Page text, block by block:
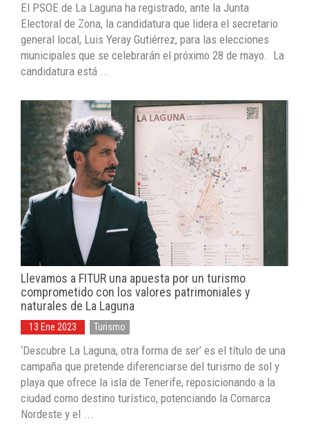
El PSOE de La Laguna ha registrado, ante la Junta
Electoral de Zona, la candidatura que lidera el secretario
general local, Luis Yeray Gutiérrez, para las elecciones
municipales que se celebrarán el próximo 28 de mayo. La
candidatura está ...
Llevamos a FITUR una apuesta por un turismo
comprometido con los valores patrimoniales y
naturales de La Laguna
13 Ene 2023 Turismo
‘Descubre La Laguna, otra forma de ser’ es el título de una
campaña que pretende diferenciarse del turismo de sol y
playa que ofrece la isla de Tenerife, reposicionando a la
ciudad como destino turístico, potenciando la Comarca
Nordeste y el ...